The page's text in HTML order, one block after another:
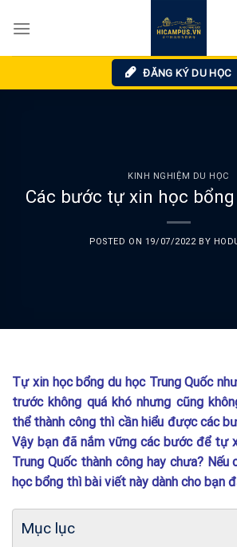
ĐĂNG KÝ DU HỌC
KINH NGHIỆM DU HỌC
Các bước tự xin học bổng
POSTED ON 19/07/2022 BY
Tự xin học bổng du học Trung Quốc
trước không quá khó nhưng cũng
thể thành công thì cần hiểu được các
Vậy bạn đã nắm vững các bước để tự
Trung Quốc thành công hay chưa?
học bổng thì bài viết này dành cho bạn
Mục lục